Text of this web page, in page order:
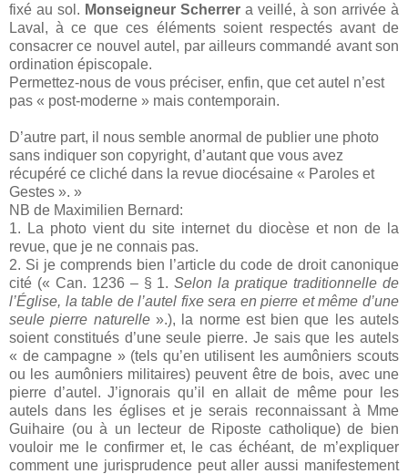
fixé au sol. Monseigneur Scherrer a veillé, à son arrivée à
Laval, à ce que ces éléments soient respectés avant de
consacrer ce nouvel autel, par ailleurs commandé avant son
ordination épiscopale.
Permettez-nous de vous préciser, enfin, que cet autel n’est
pas « post-moderne » mais contemporain.
D’autre part, il nous semble anormal de publier une photo
sans indiquer son copyright, d’autant que vous avez
récupéré ce cliché dans la revue diocésaine « Paroles et
Gestes ». »
NB de Maximilien Bernard:
1. La photo vient du site internet du diocèse et non de la
revue, que je ne connais pas.
2. Si je comprends bien l’article du code de droit canonique
cité (« Can. 1236 – § 1.Selon la pratique traditionnelle de
l’Église, la table de l’autel fixe sera en pierre et même d’une
seule pierre naturelle».), la norme est bien que les autels
soient constitués d’une seule pierre. Je sais que les autels
« de campagne » (tels qu’en utilisent les aumôniers scouts
ou les aumôniers militaires) peuvent être de bois, avec une
pierre d’autel. J’ignorais qu’il en allait de même pour les
autels dans les églises et je serais reconnaissant à Mme
Guihaire (ou à un lecteur de Riposte catholique) de bien
vouloir me le confirmer et, le cas échéant, de m’expliquer
comment une jurisprudence peut aller aussi manifestement